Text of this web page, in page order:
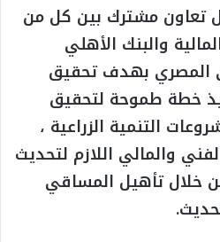
تعاون مشترك بين كل من
والبنك الأهلي
المصري بهدف تحقيق
خطة طموحة لتحقيق
التنمية الزراعية ،
والمالي اللازم لتحديث
خلال تأهيل المساقي